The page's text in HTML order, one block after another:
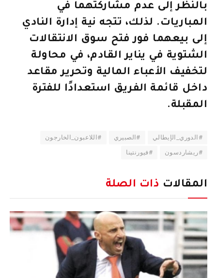
بالنظر إلى عدم مشاركتهما في
المباريات. لذلك، تتجه نية إدارة النادي
إلى بيعهما فور فتح سوق الانتقالات
الشتوية في يناير القادم، في محاولة
لتخفيف الأعباء المالية وتحرير مقاعد
داخل قائمة الفريق استعدادًا للفترة
المقبلة.
#الدوري_الإيطالي #الصبيري #اللاعبون_الخارجون
#ريشاردسون #فيورنتينا
المقالات ذات الصلة